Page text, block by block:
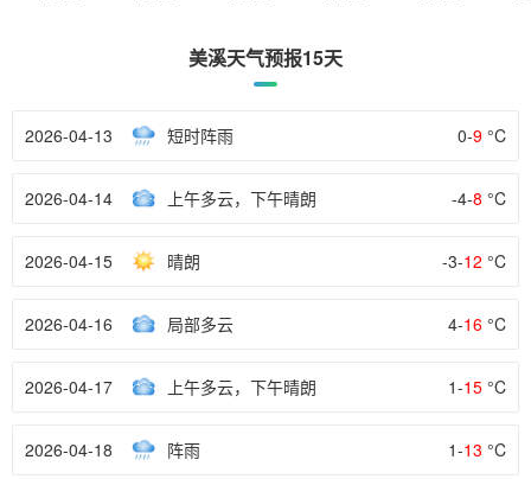
美溪天气预报15天
2026-04-13 短时阵雨 0-9 °C
2026-04-14 上午多云，下午晴朗 -4-8 °C
2026-04-15 晴朗 -3-12 °C
2026-04-16 局部多云 4-16 °C
2026-04-17 上午多云，下午晴朗 1-15 °C
2026-04-18 阵雨 1-13 °C